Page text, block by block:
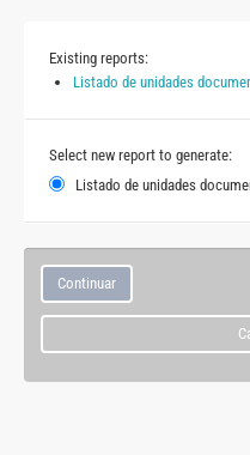
Existing reports:
Listado de unidades
Select new report to generate:
Listado de unidades